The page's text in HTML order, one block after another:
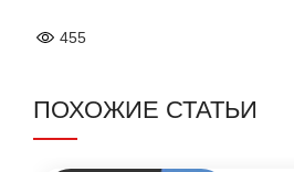
455
ПОХОЖИЕ СТАТЬИ